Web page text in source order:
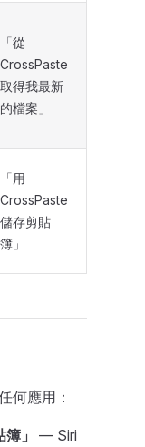
「從
CrossPaste
取得我最新
的檔案」
「用
CrossPaste
儲存剪貼
簿」
何應用：
」
— Siri